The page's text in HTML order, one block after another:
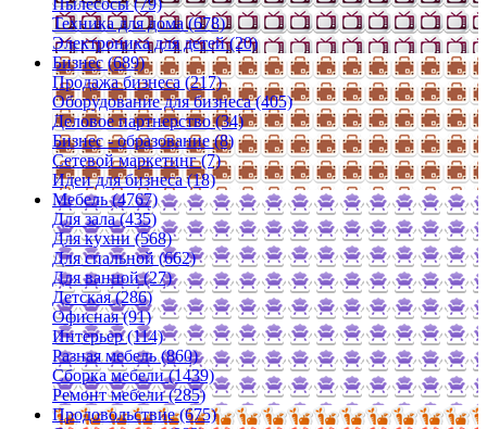
Пылесосы (79)
Техника для дома (678)
Электроника для детей (20)
Бизнес (689)
Продажа бизнеса (217)
Оборудование для бизнеса (405)
Деловое партнерство (34)
Бизнес - образование (8)
Сетевой маркетинг (7)
Идеи для бизнеса (18)
Мебель (4767)
Для зала (435)
Для кухни (568)
Для спальной (662)
Для ванной (27)
Детская (286)
Офисная (91)
Интерьер (114)
Разная мебель (860)
Сборка мебели (1439)
Ремонт мебели (285)
Продовольствие (675)